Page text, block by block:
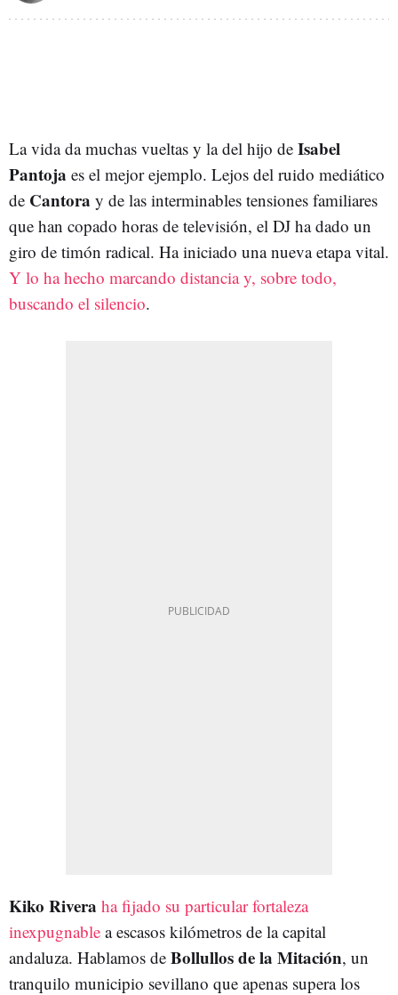
La vida da muchas vueltas y la del hijo de Isabel
Pantoja es el mejor ejemplo. Lejos del ruido mediático
de Cantora y de las interminables tensiones familiares
que han copado horas de televisión, el DJ ha dado un
giro de timón radical. Ha iniciado una nueva etapa vital.
Y lo ha hecho marcando distancia y, sobre todo,
buscando el silencio.
Kiko Rivera ha fijado su particular fortaleza
inexpugnable a escasos kilómetros de la capital
andaluza. Hablamos de Bollullos de la Mitación, un
tranquilo municipio sevillano que apenas supera los